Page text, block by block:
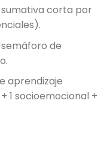
corta por
semáforo de
aprendizaje
1 socioemocional +